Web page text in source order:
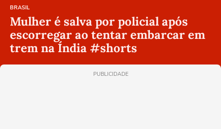
BRASIL
Mulher é salva por policial após
escorregar ao tentar embarcar em
trem na Índia #shorts
PUBLICIDADE